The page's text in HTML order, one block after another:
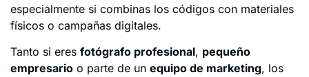
especialmente si combinas los códigos con materiales
físicos o campañas digitales.
Tanto si eres fotógrafo profesional, pequeño
empresario o parte de un equipo de marketing, los